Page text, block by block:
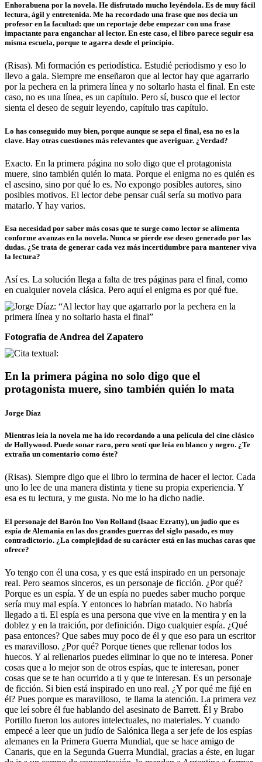
Enhorabuena por la novela. He disfrutado mucho leyéndola. Es de muy fácil
lectura, ágil y entretenida. Me ha recordado una frase que nos decía un
profesor en la facultad: que un reportaje debe empezar con una frase
impactante para enganchar al lector. En este caso, el libro parece seguir esa
misma escuela, porque te agarra desde el principio.
(Risas). Mi formación es periodística. Estudié periodismo y eso lo
llevo a gala. Siempre me enseñaron que al lector hay que agarrarlo
por la pechera en la primera línea y no soltarlo hasta el final. En este
caso, no es una línea, es un capítulo. Pero sí, busco que el lector
sienta el deseo de seguir leyendo, capítulo tras capítulo.
Lo has conseguido muy bien, porque aunque se sepa el final, esa no es la
clave. Hay otras cuestiones más relevantes que averiguar. ¿Verdad?
Exacto. En la primera página no solo digo que el protagonista
muere, sino también quién lo mata. Porque el enigma no es quién es
el asesino, sino por qué lo es. No expongo posibles autores, sino
posibles motivos. El lector debe pensar cuál sería su motivo para
matarlo. Y hay varios.
Esa necesidad por saber más cosas que te surge como lector se alimenta
conforme avanzas en la novela. Nunca se pierde ese deseo generado por las
dudas. ¿Se trata de generar cada vez más incertidumbre para mantener viva
la lectura?
Así es. La solución llega a falta de tres páginas para el final, como
en cualquier novela clásica. Pero aquí el enigma es por qué fue.
Fotografía de Andrea del Zapatero
En la primera página no solo digo que el
protagonista muere, sino también quién lo mata
Jorge Díaz
Mientras leía la novela me ha ido recordando a una película del cine clásico
de Hollywood. Puede sonar raro, pero sentí que leía en blanco y negro. ¿Te
extraña un comentario como éste?
(Risas). Siempre digo que el libro lo termina de hacer el lector. Cada
uno lo lee de una manera distinta y tiene su propia experiencia. Y
esa es tu lectura, y me gusta. No me lo ha dicho nadie.
El personaje del Barón Ino Von Rolland (Isaac Ezratty), un judio que es
espía de Alemania en las dos grandes guerras del siglo pasado, es muy
contradictorio. ¿La complejidad de su carácter está en las muchas caras que
ofrece?
Yo tengo con él una cosa, y es que está inspirado en un personaje
real. Pero seamos sinceros, es un personaje de ficción. ¿Por qué?
Porque es un espía. Y de un espía no puedes saber mucho porque
sería muy mal espía. Y entonces lo habrían matado. No habría
llegado a ti. El espía es una persona que vive en la mentira y en la
doblez y en la traición, por definición. Digo cualquier espía. ¿Qué
pasa entonces? Que sabes muy poco de él y que eso para un escritor
es maravilloso. ¿Por qué? Porque tienes que rellenar todos los
huecos. Y al rellenarlos puedes eliminar lo que no te interesa. Poner
cosas que a lo mejor son de otros espías, que te interesan, poner
cosas que se te han ocurrido a ti y que te interesan. Es un personaje
de ficción. Si bien está inspirado en uno real. ¿Y por qué me fijé en
él? Pues porque es maravilloso, te llama la atención. La primera vez
que leí sobre él fue hablando del asesinato de Barrett. Él y Brabo
Portillo fueron los autores intelectuales, no materiales. Y cuando
empecé a leer que un judío de Salónica llega a ser jefe de los espías
alemanes en la Primera Guerra Mundial, que se hace amigo de
Canaris, que en la Segunda Guerra Mundial, gracias a éste, en lugar